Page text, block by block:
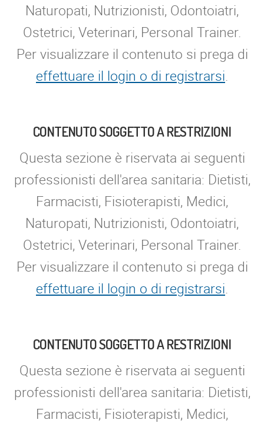
Naturopati, Nutrizionisti, Odontoiatri,
Ostetrici, Veterinari, Personal Trainer.
Per visualizzare il contenuto si prega di
effettuare il login o di registrarsi.
CONTENUTO SOGGETTO A RESTRIZIONI
Questa sezione è riservata ai seguenti
professionisti dell'area sanitaria: Dietisti,
Farmacisti, Fisioterapisti, Medici,
Naturopati, Nutrizionisti, Odontoiatri,
Ostetrici, Veterinari, Personal Trainer.
Per visualizzare il contenuto si prega di
effettuare il login o di registrarsi.
CONTENUTO SOGGETTO A RESTRIZIONI
Questa sezione è riservata ai seguenti
professionisti dell'area sanitaria: Dietisti,
Farmacisti, Fisioterapisti, Medici,